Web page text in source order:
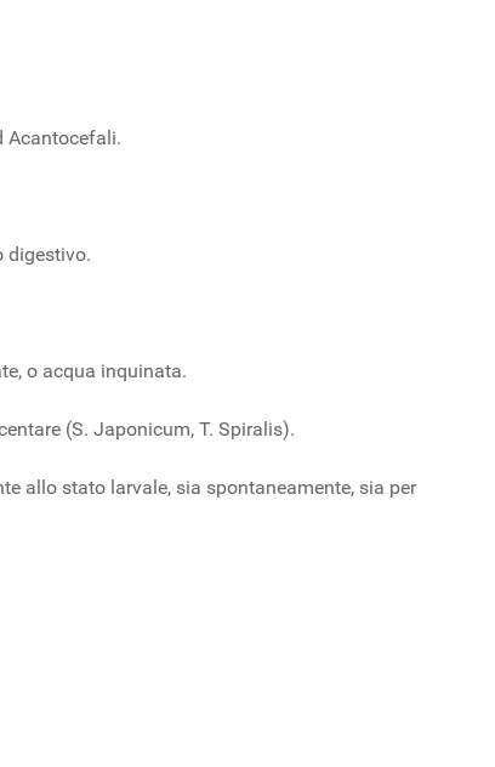
Acantocefali.
digestivo.
o acqua inquinata.
(S. Japonicum, T. Spiralis).
allo stato larvale, sia spontaneamente, sia per